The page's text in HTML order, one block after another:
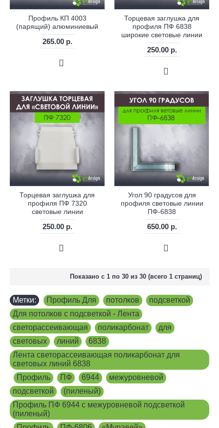
Профиль КП 4003
(парящий) алюминиевый
265.00 р.
Торцевая заглушка для
профиля ПФ 6838
широкие световые линии
250.00 р.
Торцевая заглушка для
профиля ПФ 7320
световые линии
250.00 р.
Угол 90 градусов для
профиля световые линии
ПФ-6838
650.00 р.
Показано с 1 по 30 из 30 (всего 1 страниц)
Метки: Профиль Для потолков подсветкой
Для потолков с подсветкой - Лента
светорассеивающая
поликарбонат для
световых
линий 6838
Лента светорассеивающая поликарбонат для
световых линий 6838
Профиль ПФ 6944 межуровневой
подсветкой
(пиленый)
Профиль ПФ 6944 с межуровневой подсветкой
(пиленый)